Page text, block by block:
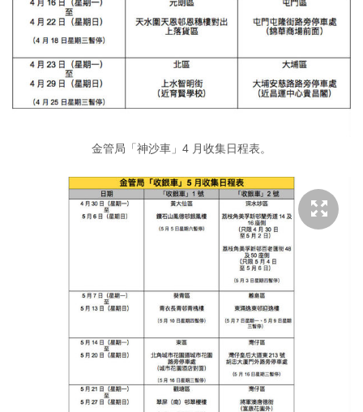
金管局「神沙車」4 月收集日程表。